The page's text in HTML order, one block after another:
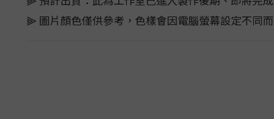
⫸ 圖片顏色僅供參考，色樣會因電腦螢幕設定不同